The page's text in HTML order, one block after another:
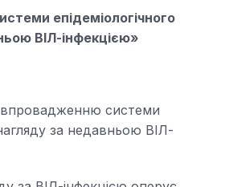
епідеміологічного
ВІЛ-інфекцією»
системи
за недавньою ВІЛ-